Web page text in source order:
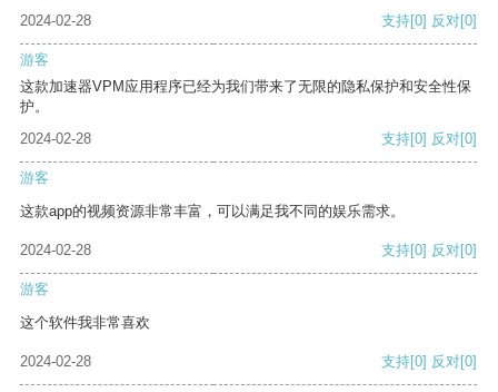
2024-02-28
支持[0] 反对[0]
游客
这款加速器VPM应用程序已经为我们带来了无限的隐私保护和安全性保
护。
2024-02-28
支持[0] 反对[0]
游客
这款app的视频资源非常丰富，可以满足我不同的娱乐需求。
2024-02-28 支持[0] 反对[0]
游客
这个软件我非常喜欢
2024-02-28 支持[0] 反对[0]